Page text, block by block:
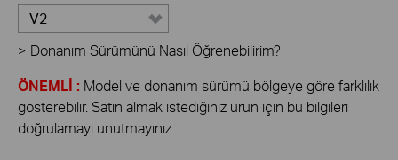
V2
> Donanım Sürümünü Nasıl Öğrenebilirim?
ÖNEMLİ : Model ve donanım sürümü bölgeye göre farklılık
gösterebilir. Satın almak istediğiniz ürün için bu bilgileri
doğrulamayı unutmayınız.